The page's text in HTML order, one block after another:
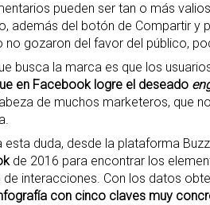
pueden ser tan o más
además del botón de Compartir y
no gozaron del favor del público,
busca la marca es que los
en Facebook logre el deseado
de muchos marketeros, que
esta duda, desde la plataforma
de 2016 para encontrar los
de interacciones. Con los datos
con cinco claves muy